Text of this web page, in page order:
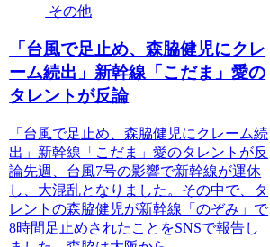
その他
「台風で足止め、森脇健児にクレ
ーム続出」新幹線「こだま」愛の
タレントが反論
「台風で足止め、森脇健児にクレーム続
出」新幹線「こだま」愛のタレントが反
論先週、台風7号の影響で新幹線が運休
し、大混乱となりました。その中で、タ
レントの森脇健児が新幹線「のぞみ」で
8時間足止めされたことをSNSで報告し